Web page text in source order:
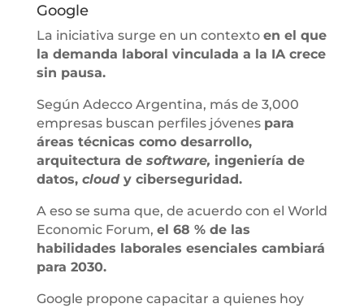
Google
La iniciativa surge en un contexto en el que
la demanda laboral vinculada a la IA crece
sin pausa.
Según Adecco Argentina, más de 3,000
empresas buscan perfiles jóvenes para
áreas técnicas como desarrollo,
arquitectura de software, ingeniería de
datos, cloudy ciberseguridad.
A eso se suma que, de acuerdo con el World
Economic Forum, el 68 % de las
habilidades laborales esenciales cambiará
para 2030.
Google propone capacitar a quienes hoy